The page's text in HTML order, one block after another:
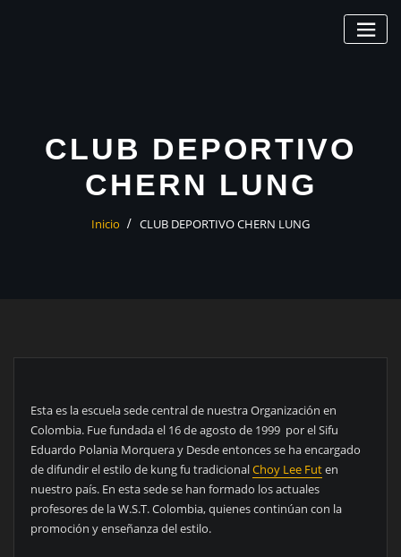
CLUB DEPORTIVO
CHERN LUNG
Inicio CLUB DEPORTIVO CHERN LUNG
Esta es la escuela sede central de nuestra Organización en
Colombia. Fue fundada el 16 de agosto de 1999 por el Sifu
Eduardo Polania Morquera y Desde entonces se ha encargado
de difundir el estilo de kung fu tradicionalChoy Lee Futen
nuestro país. En esta sede se han formado los actuales
profesores de la W.S.T. Colombia, quienes continúan con la
promoción y enseñanza del estilo.